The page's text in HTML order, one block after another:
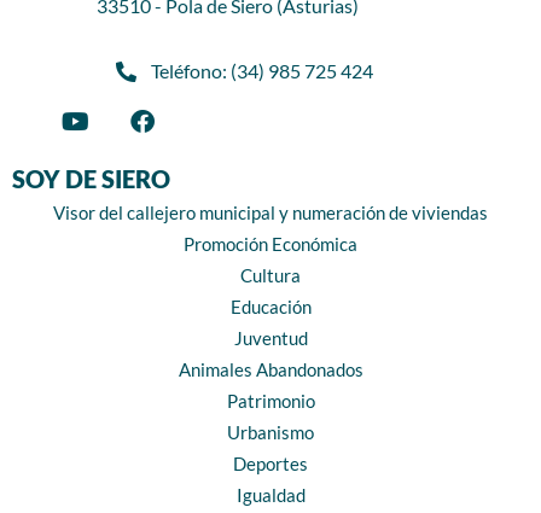
33510 - Pola de Siero (Asturias)
Teléfono: (34) 985 725 424
SOY DE SIERO
Visor del callejero municipal y numeración de viviendas
Promoción Económica
Cultura
Educación
Juventud
Animales Abandonados
Patrimonio
Urbanismo
Deportes
Igualdad